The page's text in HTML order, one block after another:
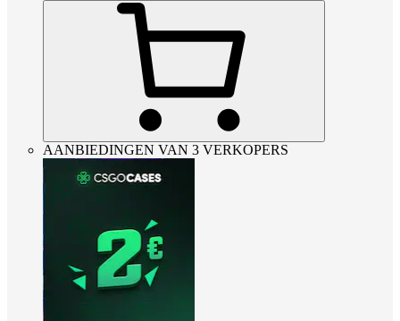
AANBIEDINGEN VAN 3 VERKOPERS